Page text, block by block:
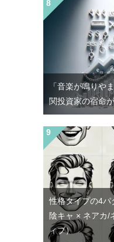
「音楽が鳴りや
関投資家の宿命
性格タイプの4パ
陰キャ × ネアカ/
ィブ）